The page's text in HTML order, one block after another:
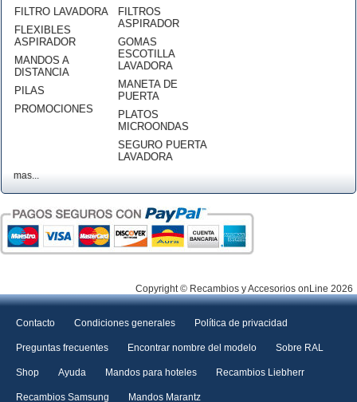
FILTRO LAVADORA
FLEXIBLES
ASPIRADOR
MANDOS A
DISTANCIA
PILAS
PROMOCIONES
FILTROS
ASPIRADOR
GOMAS
ESCOTILLA
LAVADORA
MANETA DE
PUERTA
PLATOS
MICROONDAS
SEGURO PUERTA
LAVADORA
mas...
Copyright © Recambios y Accesorios onLine 2026
Contacto Condiciones generales Política de privacidad
Preguntas frecuentes Encontrar nombre del modelo Sobre RAL
Shop Ayuda Mandos para hoteles Recambios Liebherr
Recambios Samsung Mandos Marantz